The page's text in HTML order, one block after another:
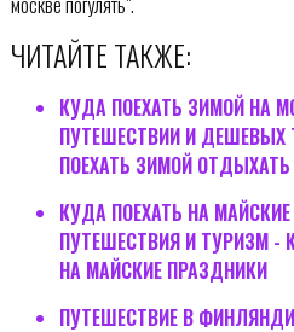
ЧИТАЙТЕ ТАКЖЕ:
КУДА ПОЕХАТЬ ЗИМОЙ НА
ПУТЕШЕСТВИИ И
ПОЕХАТЬ ЗИМОЙ
КУДА ПОЕХАТЬ НА МАЙСКИЕ
ПУТЕШЕСТВИЯ И ТУРИЗМ -
НА МАЙСКИЕ ПРАЗДНИКИ
ПУТЕШЕСТВИЕ В